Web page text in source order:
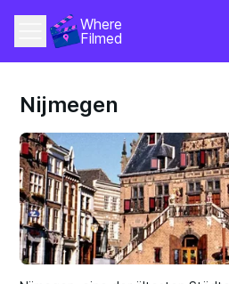
Where
Filmed
Nijmegen